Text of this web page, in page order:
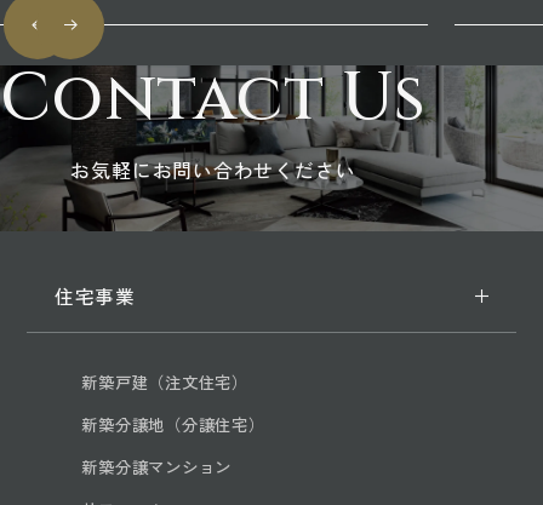
Contact Us
お気軽にお問い合わせください
住宅事業
新築戸建（注文住宅）
新築分譲地（分譲住宅）
新築分譲マンション